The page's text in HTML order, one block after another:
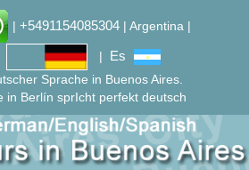
| +5491154085304 | Argentina |
| Es
Sprache in Buenos Aires.
in Berlín sprIcht perfekt deutsch